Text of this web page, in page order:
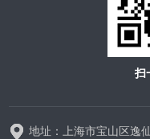
扫
地址：上海市宝山区